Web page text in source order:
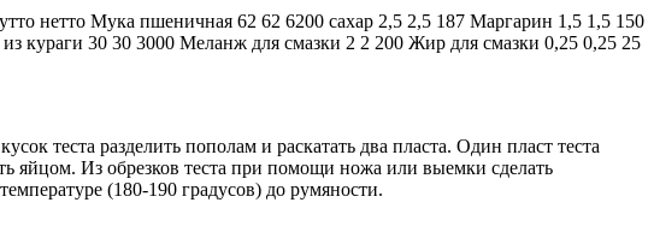
нетто Мука пшеничная 62 62 6200 сахар 2,5 2,5 187 Маргарин 1,5 1,5 150
кураги 30 30 3000 Меланж для смазки 2 2 200 Жир для смазки 0,25 0,25 25
теста разделить пополам и раскатать два пласта. Один пласт теста
яйцом. Из обрезков теста при помощи ножа или выемки сделать
(180-190 градусов) до румяности.